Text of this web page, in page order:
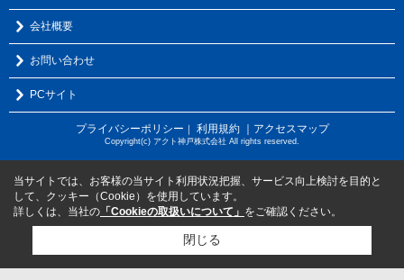
会社概要
お問い合わせ
PCサイト
プライバシーポリシー 利用規約 ｜アクセスマップ
Copyright(c) アクト神戸株式会社 All rights reserved.
当サイトでは、お客様の当サイト利用状況把握、サービス向上検討を目的と
して、クッキー（Cookie）を使用しています。
詳しくは、当社の 「Cookieの取扱いについて」 をご確認ください。
閉じる